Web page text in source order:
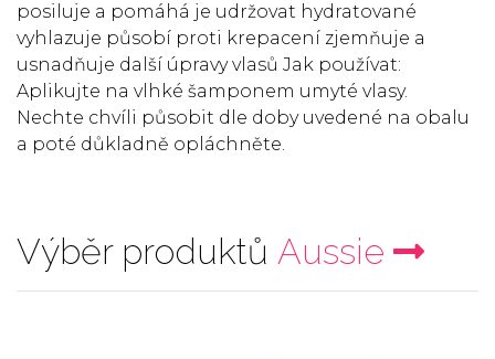
posiluje a pomáhá je udržovat hydratované
vyhlazuje působí proti krepacení zjemňuje a
usnadňuje další úpravy vlasů Jak používat:
Aplikujte na vlhké šamponem umyté vlasy.
Nechte chvíli působit dle doby uvedené na obalu
a poté důkladně opláchněte.
Výběr produktů Aussie